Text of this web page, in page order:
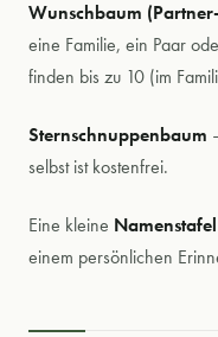
Wunschbaum
eine Familie, ein Paar
finden bis zu 10 (im
Sternschnuppenbaum
selbst ist kostenfrei.
Eine kleine Namenstafel
einem persönlichen